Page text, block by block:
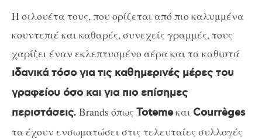
Η σιλουέτα τους, που ορίζεται από πιο καλυμμένα
κουντεπιέ και καθαρές, συνεχείς γραμμές, τους
χαρίζει έναν εκλεπτυσμένο αέρα και τα καθιστά
ιδανικά τόσο για τις καθημερινές μέρες του
γραφείου όσο και για πιο επίσημες
περιστάσεις. Brands όπως Totemeκαι Courrèges
τα έχουν ενσωματώσει στις τελευταίες συλλογές